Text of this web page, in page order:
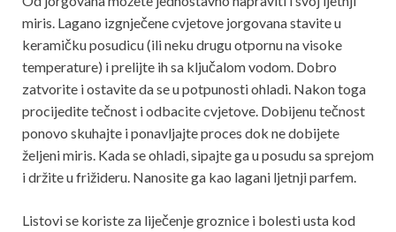
miris. Lagano izgnječene cvjetove jorgovana stavite u
keramičku posudicu (ili neku drugu otpornu na visoke
temperature) i prelijte ih sa ključalom vodom. Dobro
zatvorite i ostavite da se u potpunosti ohladi. Nakon toga
procijedite tečnost i odbacite cvjetove. Dobijenu tečnost
ponovo skuhajte i ponavljajte proces dok ne dobijete
željeni miris. Kada se ohladi, sipajte ga u posudu sa sprejom
i držite u frižideru. Nanosite ga kao lagani ljetnji parfem.
Listovi se koriste za liječenje groznice i bolesti usta kod